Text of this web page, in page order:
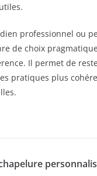
professionnel ou
de choix
Il permet de
pratiques plus